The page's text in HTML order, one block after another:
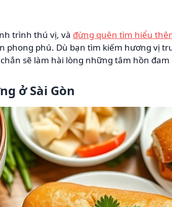
trình thú vị, và đừng quên tìm hiểu
phong phú. Dù bạn tìm kiếm hương vị
sẽ làm hài lòng những tâm hồn
ở Sài Gòn